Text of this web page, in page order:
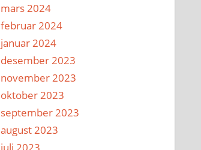
mars 2024
februar 2024
januar 2024
desember 2023
november 2023
oktober 2023
september 2023
august 2023
juli 2023